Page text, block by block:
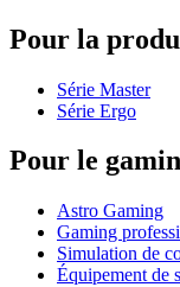
Pour la
Série Master
Série Ergo
Pour le
Astro Gaming
Gaming
Simulation de
Équipement de